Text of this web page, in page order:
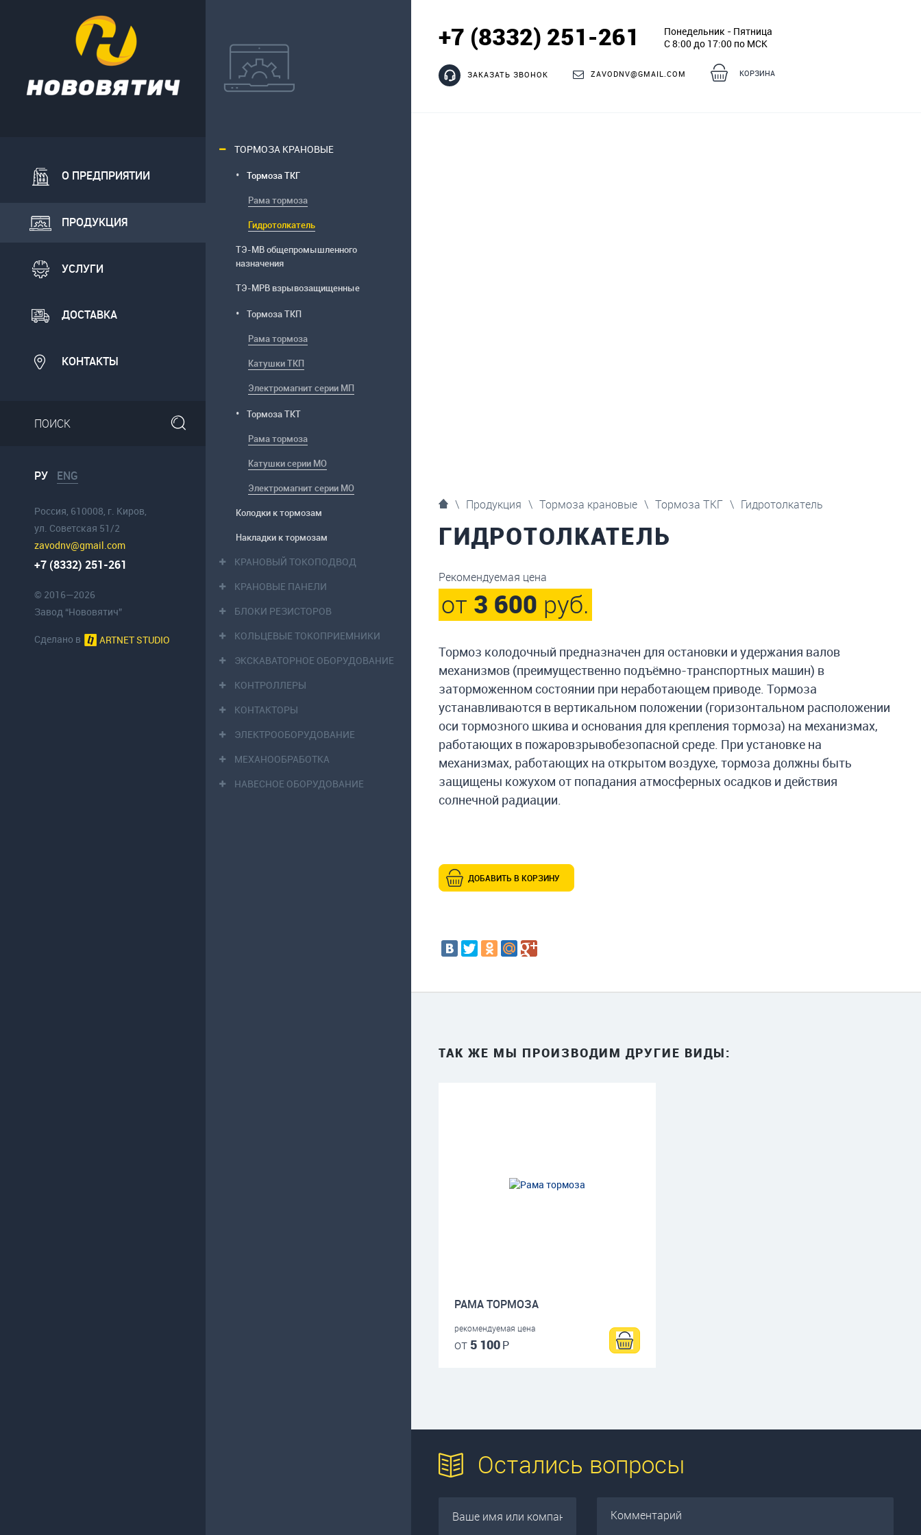
О ПРЕДПРИЯТИИ
ПРОДУКЦИЯ
ТОРМОЗА КРАНОВЫЕ
Тормоза ТКГ
Рама тормоза
Гидротолкатель
ТЭ-МВ общепромышленного
назначения
ТЭ-МРВ взрывозащищенные
Тормоза ТКП
Рама тормоза
Катушки ТКП
Электромагнит серии МП
Тормоза ТКТ
Рама тормоза
Катушки серии МО
Электромагнит серии МО
Колодки к тормозам
Накладки к тормозам
КРАНОВЫЙ ТОКОПОДВОД
КРАНОВЫЕ ПАНЕЛИ
БЛОКИ РЕЗИСТОРОВ
КОЛЬЦЕВЫЕ ТОКОПРИЕМНИКИ
ЭКСКАВАТОРНОЕ ОБОРУДОВАНИЕ
КОНТРОЛЛЕРЫ
КОНТАКТОРЫ
ЭЛЕКТРООБОРУДОВАНИЕ
МЕХАНООБРАБОТКА
НАВЕСНОЕ ОБОРУДОВАНИЕ
УСЛУГИ
ДОСТАВКА
КОНТАКТЫ
РУ ENG
Россия, 610008, г. Киров,
ул. Советская 51/2
zavodnv@gmail.com
+7 (8332) 251-261
© 2016—2026
Завод “Нововятич”
Сделано в ARTNET STUDIO
+7 (8332) 251-261
Понедельник - Пятница
С 8:00 до 17:00 по МСК
ЗАКАЗАТЬ ЗВОНОК ZAVODNV@GMAIL.COM КОРЗИНА
\ Продукция \ Тормоза крановые \ Тормоза ТКГ \ Гидротолкатель
ГИДРОТОЛКАТЕЛЬ
Рекомендуемая цена
от 3 600 руб.
Тормоз колодочный предназначен для остановки и удержания валов
механизмов (преимущественно подъёмно-транспортных машин) в
заторможенном состоянии при неработающем приводе. Тормоза
устанавливаются в вертикальном положении (горизонтальном расположении
оси тормозного шкива и основания для крепления тормоза) на механизмах,
работающих в пожаровзрывобезопасной среде. При установке на
механизмах, работающих на открытом воздухе, тормоза должны быть
защищены кожухом от попадания атмосферных осадков и действия
солнечной радиации.
ДОБАВИТЬ В КОРЗИНУ
ТАК ЖЕ МЫ ПРОИЗВОДИМ ДРУГИЕ ВИДЫ:
РАМА ТОРМОЗА
рекомендуемая цена
от 5 100Р
Остались вопросы